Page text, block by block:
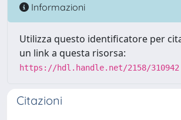
Informazioni
Utilizza questo identificatore per
un link a questa risorsa:
https://hdl.handle.net/2158/310942
Citazioni